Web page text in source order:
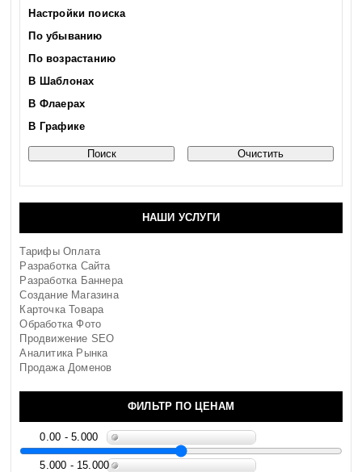
Настройки поиска
По убыванию
По возрастанию
В Шаблонах
В Флаерах
В Графике
НАШИ УСЛУГИ
Тарифы Оплата
Разработка Сайта
Разработка Баннера
Создание Магазина
Карточка Товара
Обработка Фото
Продвижение SEO
Аналитика Рынка
Продажа Доменов
ФИЛЬТР ПО ЦЕНАМ
0.00 - 5.000
5.000 - 15.000